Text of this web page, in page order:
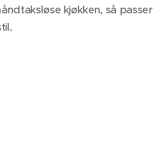
kjøkken, så passer